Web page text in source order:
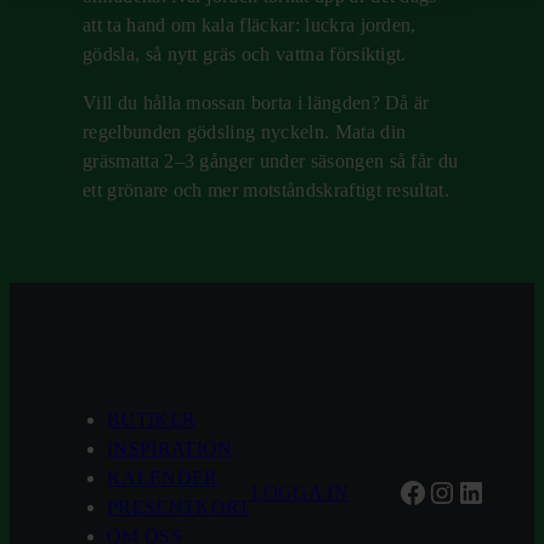
att ta hand om kala fläckar: luckra jorden,
gödsla, så nytt gräs och vattna försiktigt.
Vill du hålla mossan borta i längden? Då är
regelbunden gödsling nyckeln. Mata din
gräsmatta 2–3 gånger under säsongen så får du
ett grönare och mer motståndskraftigt resultat.
BUTIKER
INSPIRATION
KALENDER
PRESENTKORT
OM OSS
LOGGA IN Facebook